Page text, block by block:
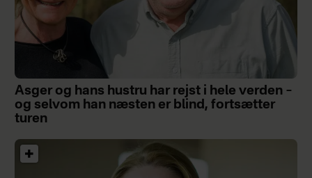
Asger og hans hustru har rejst i hele verden –
og selvom han næsten er blind, fortsætter
turen